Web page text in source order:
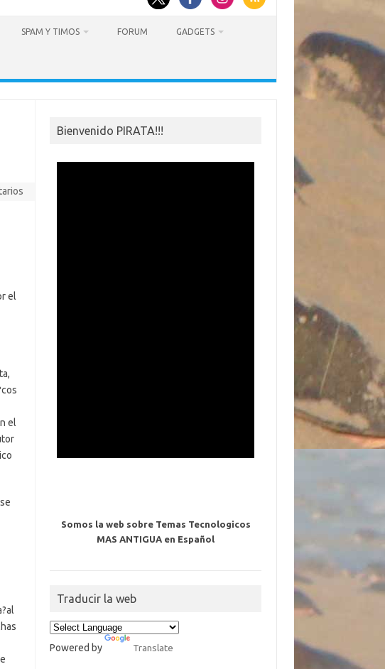
SPAM Y TIMOS FORUM GADGETS
el
el
Bienvenido PIRATA!!!
Somos la web sobre Temas Tecnologicos
MAS ANTIGUA en Español
Traducir la web
Powered by Translate